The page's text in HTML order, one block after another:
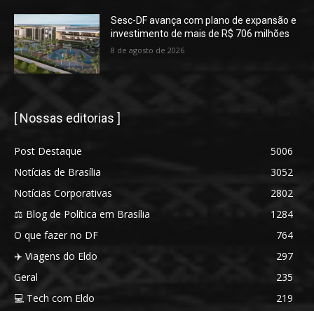
Sesc-DF avança com plano de expansão e
investimento de mais de R$ 706 milhões
8 de agosto de 2026
[ Nossas editorias ]
Post Destaque
5006
Notícias de Brasília
3052
Notícias Corporativas
2802
⚖️ Blog de Política em Brasília
1284
O que fazer no DF
764
✈️ Viagens do Eldo
297
Geral
235
💻 Tech com Eldo
219